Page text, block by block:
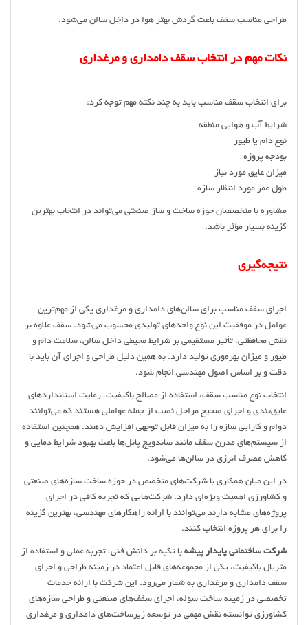
طراحی مناسب سقف باعث گردش بهتر هوا در داخل سالن می‌شود.
نکات مهم در انتخاب سقف دامداری و مرغداری
برای انتخاب سقف مناسب باید به چند نکته مهم توجه کرد:
شرایط آب و هوایی منطقه
نوع دام یا طیور
بودجه پروژه
میزان عایق مورد نیاز
طول عمر مورد انتظار سازه
مشاوره با متخصصان حوزه ساخت و ساز صنعتی می‌تواند در انتخاب بهترین
گزینه بسیار مؤثر باشد.
نتیجه‌گیری
اجرای سقف مناسب برای سالن‌های دامداری و مرغداری یکی از مهم‌ترین
عوامل در موفقیت این نوع واحدهای تولیدی محسوب می‌شود. سقف علاوه بر
نقش محافظتی، تأثیر مستقیمی بر شرایط محیطی داخل سالن، سلامت دام و
طیور و میزان بهره‌وری تولید دارد. به همین دلیل طراحی و اجرای آن باید با
دقت و بر اساس اصول مهندسی انجام شود.
انتخاب نوع مناسب سقف، استفاده از مصالح باکیفیت، رعایت استانداردهای
عایق‌بندی و اجرای صحیح مراحل نصب از جمله عواملی هستند که می‌توانند
دوام و کارایی سازه را به میزان قابل توجهی افزایش دهند. همچنین استفاده
از سیستم‌های مدرن سقف مانند ساندویچ پانل‌ها باعث بهبود شرایط دمایی و
کاهش مصرف انرژی در سالن‌ها می‌شود.
در این میان همکاری با شرکت‌های متخصص در حوزه ساخت سازه‌های صنعتی
و کشاورزی اهمیت ویژه‌ای دارد. شرکت‌هایی که تجربه کافی در اجرای
پروژه‌های مشابه دارند می‌توانند با ارائه راهکارهای مهندسی، بهترین گزینه
را برای هر پروژه انتخاب کنند.
شرکت ساختمانی پایدار پیشه با تکیه بر دانش فنی، تجربه عملی و استفاده از
متریال باکیفیت، یکی از مجموعه‌های قابل اعتماد در زمینه طراحی و اجرای
سقف دامداری و مرغداری به شمار می‌رود. این شرکت با ارائه خدمات
تخصصی در زمینه ساخت سوله، اجرای سقف‌های صنعتی و طراحی سازه‌های
کشاورزی توانسته نقش مهمی در توسعه زیرساخت‌های دامداری و مرغداری